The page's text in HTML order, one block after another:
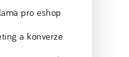
pro eshop
a konverze